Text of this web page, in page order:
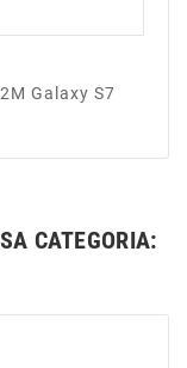
Galaxy S7
CATEGORIA: